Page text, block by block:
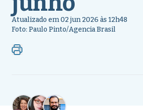
Atualizado em 02 jun 2026 às 12h48
Foto: Paulo Pinto/Agencia Brasil